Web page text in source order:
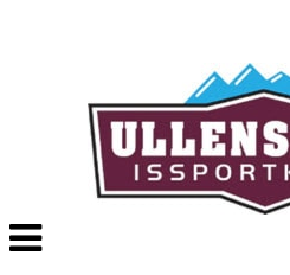
Veksle
navigasjon